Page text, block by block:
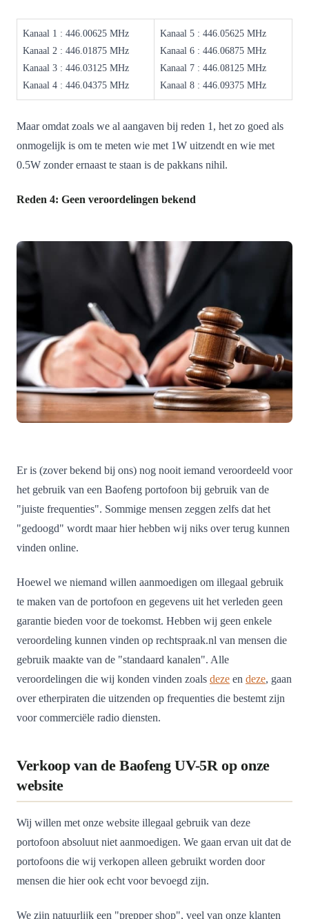
Kanaal 1 : 446.00625 MHz
Kanaal 2 : 446.01875 MHz
Kanaal 3 : 446.03125 MHz
Kanaal 4 : 446.04375 MHz
Kanaal 5 : 446.05625 MHz
Kanaal 6 : 446.06875 MHz
Kanaal 7 : 446.08125 MHz
Kanaal 8 : 446.09375 MHz
Maar omdat zoals we al aangaven bij reden 1, het zo goed als
onmogelijk is om te meten wie met 1W uitzendt en wie met
0.5W zonder ernaast te staan is de pakkans nihil.
Reden 4: Geen veroordelingen bekend
Er is (zover bekend bij ons) nog nooit iemand veroordeeld voor
het gebruik van een Baofeng portofoon bij gebruik van de
"juiste frequenties". Sommige mensen zeggen zelfs dat het
"gedoogd" wordt maar hier hebben wij niks over terug kunnen
vinden online.
Hoewel we niemand willen aanmoedigen om illegaal gebruik
te maken van de portofoon en gegevens uit het verleden geen
garantie bieden voor de toekomst. Hebben wij geen enkele
veroordeling kunnen vinden op rechtspraak.nl van mensen die
gebruik maakte van de "standaard kanalen". Alle
veroordelingen die wij konden vinden zoals deze en deze, gaan
over etherpiraten die uitzenden op frequenties die bestemt zijn
voor commerciële radio diensten.
Verkoop van de Baofeng UV-5R op onze
website
Wij willen met onze website illegaal gebruik van deze
portofoon absoluut niet aanmoedigen. We gaan ervan uit dat de
portofoons die wij verkopen alleen gebruikt worden door
mensen die hier ook echt voor bevoegd zijn.
We zijn natuurlijk een "prepper shop", veel van onze klanten